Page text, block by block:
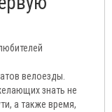
велоезды.
знать не
а также время,